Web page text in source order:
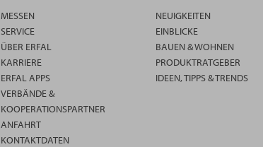
MESSEN
SERVICE
ÜBER ERFAL
KARRIERE
ERFAL APPS
VERBÄNDE &
KOOPERATIONSPARTNER
ANFAHRT
KONTAKTDATEN
NEUIGKEITEN
EINBLICKE
BAUEN & WOHNEN
PRODUKTRATGEBER
IDEEN, TIPPS & TRENDS